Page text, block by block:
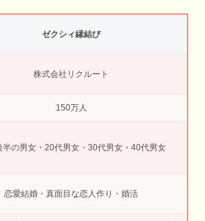
ゼクシィ縁結び
株式会社リクルート
150万人
半の男女・20代男女・30代男女・40代男女
恋愛結婚・真面目な恋人作り・婚活